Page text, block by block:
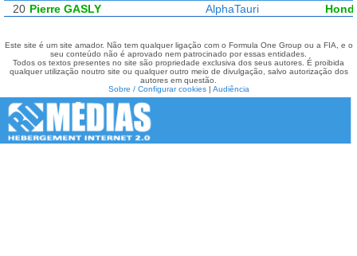
20 Pierre GASLY AlphaTauri
Este site é um site amador. Não tem qualquer ligação com o Formula One Group ou a FIA, e o
seu conteúdo não é aprovado nem patrocinado por essas entidades.
Todos os textos presentes no site são propriedade exclusiva dos seus autores. É proibida
qualquer utilização noutro site ou qualquer outro meio de divulgação, salvo autorização dos
autores em questão.
Sobre / Configurar cookies| Audiência